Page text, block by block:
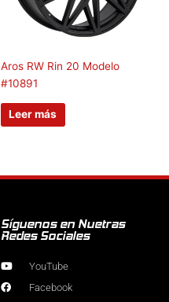
Aros RW Rin 20 Modelo
#10891
Leer más
Síguenos en Nuetras
Redes Sociales
YouTube
Facebook